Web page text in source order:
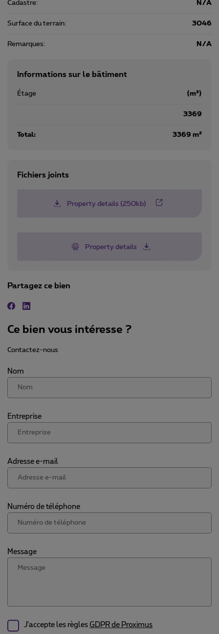
Cadastre: N/A
Surface du terrain: 3046
Remarques: N/A
Informations sur le bâtiment
Étage (m²)
3369
Total: 3369 m²
Fichiers joints
Property details (250kb)
Property details
Partagez ce bien
Ce bien vous intéresse ?
Contactez-nous
Nom
Entreprise
Adresse e-mail
Numéro de téléphone
Message
J'accepte les règles GDPR de Proximus